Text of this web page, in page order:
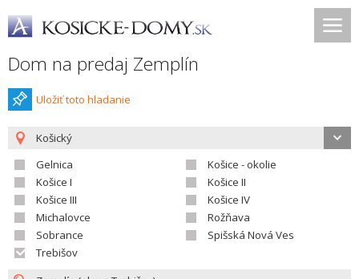
Dom na predaj Zemplín
Uložiť toto hladanie
Košický
Gelnica
Košice - okolie
Košice I
Košice II
Košice III
Košice IV
Michalovce
Rožňava
Sobrance
Spišská Nová Ves
Trebišov